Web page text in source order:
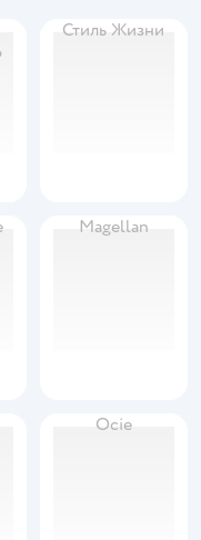
Стиль Жизни
Magellan
Ocie